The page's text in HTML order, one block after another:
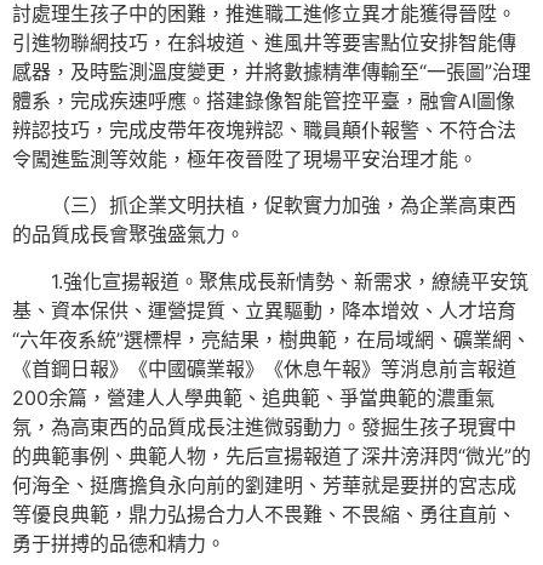
討處理生孩子中的困難，推進職工進修立異才能獲得晉陞。
引進物聯網技巧，在斜坡道、進風井等要害點位安排智能傳
感器，及時監測溫度變更，并將數據精準傳輸至“一張圖”治理
體系，完成疾速呼應。搭建錄像智能管控平臺，融會AI圖像
辨認技巧，完成皮帶年夜塊辨認、職員顛仆報警、不符合法
令闖進監測等效能，極年夜晉陞了現場平安治理才能。
（三）抓企業文明扶植，促軟實力加強，為企業高東西
的品質成長會聚強盛氣力。
1.強化宣揚報道。聚焦成長新情勢、新需求，繚繞平安筑
基、資本保供、運營提質、立異驅動，降本增效、人才培育
“六年夜系統”選標桿，亮結果，樹典範，在局域網、礦業網、
《首鋼日報》《中國礦業報》《休息午報》等消息前言報道
200余篇，營建人人學典範、追典範、爭當典範的濃重氣
氛，為高東西的品質成長注進微弱動力。發掘生孩子現實中
的典範事例、典範人物，先后宣揚報道了深井滂湃閃“微光”的
何海全、挺膺擔負永向前的劉建明、芳華就是要拼的宮志成
等優良典範，鼎力弘揚合力人不畏難、不畏縮、勇往直前、
勇于拼搏的品德和精力。